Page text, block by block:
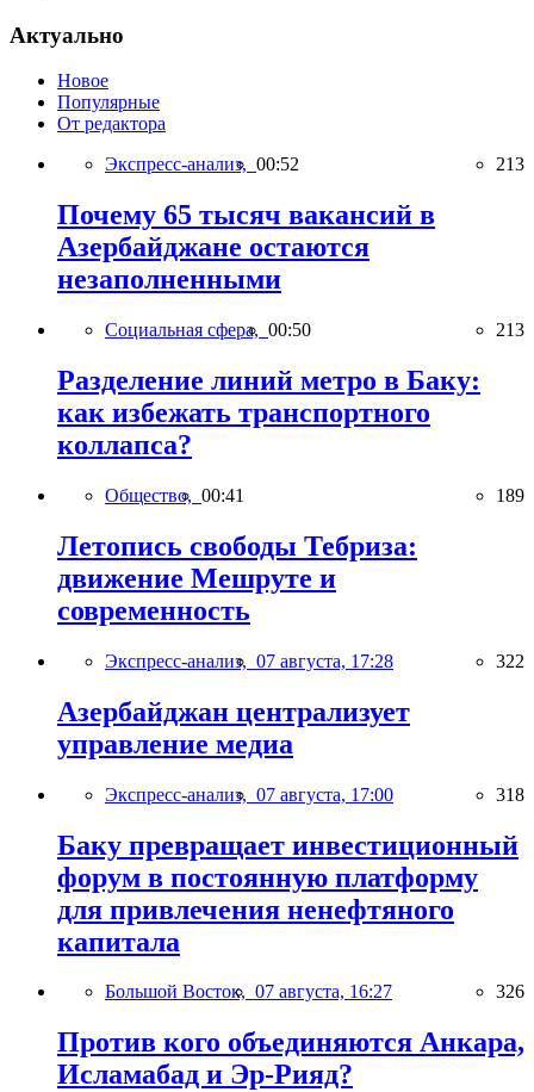
Актуально
Новое
Популярные
От редактора
Экспресс-анализ, 00:52 213
Почему 65 тысяч вакансий в
Азербайджане остаются
незаполненными
Социальная сфера, 00:50 213
Разделение линий метро в Баку:
как избежать транспортного
коллапса?
Общество, 00:41 189
Летопись свободы Тебриза:
движение Мешруте и
современность
Экспресс-анализ, 07 августа, 17:28 322
Азербайджан централизует
управление медиа
Экспресс-анализ, 07 августа, 17:00 318
Баку превращает инвестиционный
форум в постоянную платформу
для привлечения ненефтяного
капитала
Большой Восток, 07 августа, 16:27 326
Против кого объединяются Анкара,
Исламабад и Эр-Рияд?